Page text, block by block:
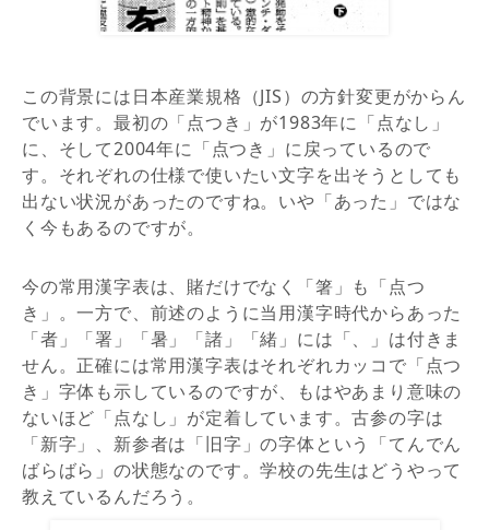
この背景には日本産業規格（JIS）の方針変更がからん
でいます。最初の「点つき」が1983年に「点なし」
に、そして2004年に「点つき」に戻っているので
す。それぞれの仕様で使いたい文字を出そうとしても
出ない状況があったのですね。いや「あった」ではな
く今もあるのですが。
今の常用漢字表は、賭だけでなく「箸」も「点つ
き」。一方で、前述のように当用漢字時代からあった
「者」「署」「暑」「諸」「緒」には「、」は付きま
せん。正確には常用漢字表はそれぞれカッコで「点つ
き」字体も示しているのですが、もはやあまり意味の
ないほど「点なし」が定着しています。古参の字は
「新字」、新参者は「旧字」の字体という「てんでん
ばらばら」の状態なのです。学校の先生はどうやって
教えているんだろう。